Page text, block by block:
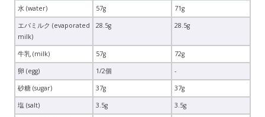
水 (water) 57g 71g
エバミルク (evaporated
milk)
28.5g 28.5g
牛乳 (milk) 57g 72g
卵 (egg) 1/2個 -
砂糖 (sugar) 37g 37g
塩 (salt) 3.5g 3.5g